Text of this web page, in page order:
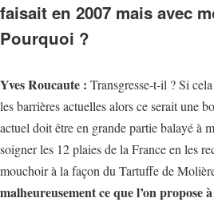
faisait en 2007 mais avec
Pourquoi ?
Yves Roucaute : Transgresse-t-il ? Si
les barrières actuelles alors ce serait une
actuel doit être en grande partie balayé à
soigner les 12 plaies de la France en les
mouchoir à la façon du Tartuffe de
malheureusement ce que l’on propose